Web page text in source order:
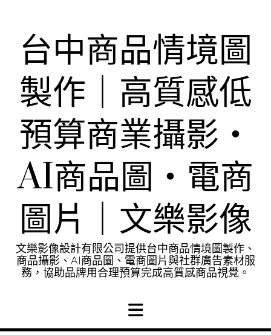
台中商品情境圖
製作｜高質感低
預算商業攝影・
AI商品圖・電商
圖片｜文樂影像
文樂影像設計有限公司提供台中商品情境圖製作、
商品攝影、AI商品圖、電商圖片與社群廣告素材服
務，協助品牌用合理預算完成高質感商品視覺。